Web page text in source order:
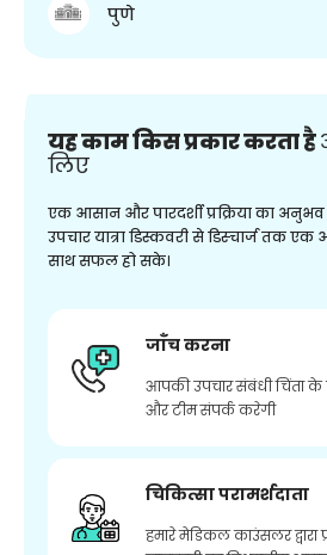
पुणे
यह काम किस प्रकार करता है
लिए
एक आसान और पारदर्शी प्रक्रिया का
उपचार यात्रा डिस्कवरी से डिस्चार्ज तक
साथ सफल हो सके।
जाँच करना
आपकी उपचार संबंधी चिंता के
और टीम संपर्क करेगी
चिकित्सा परामर्शदाता
हमारे मेडिकल काउंसलर द्वारा